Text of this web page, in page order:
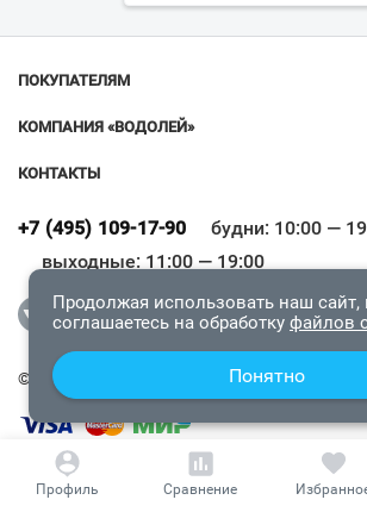
ПОКУПАТЕЛЯМ
КОМПАНИЯ «ВОДОЛЕЙ»
КОНТАКТЫ
+7 (495) 109-17-90
будни: 10:00 —
выходные: 11:00 — 19:00
© 2009-2026 «Водолей Онлайн». Все права
СОГЛАШЕНИЕ О КОНФИДЕНЦИАЛЬНОСТИ
Продолжая использовать наш сайт,
соглашаетесь на обработку файлов
Понятно